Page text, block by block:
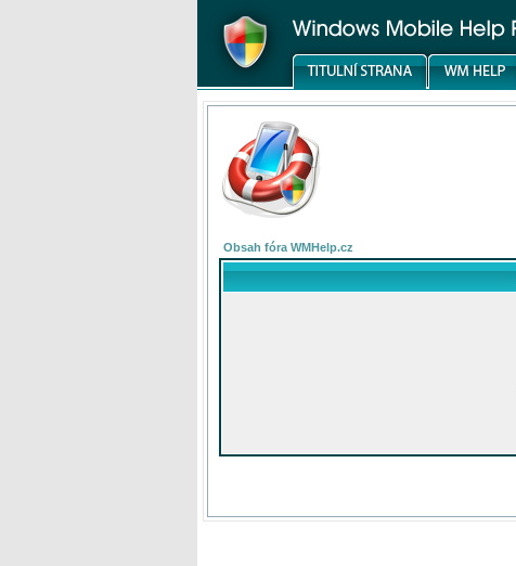
Obsah fóra WMHelp.cz